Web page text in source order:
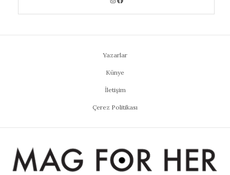
Yazarlar
Künye
İletişim
Çerez Politikası